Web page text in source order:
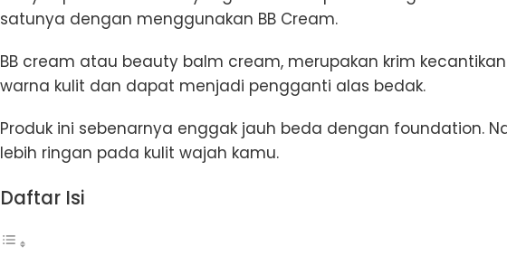
satunya dengan menggunakan BB Cream.
BB cream atau beauty balm cream, merupakan krim
warna kulit dan dapat menjadi pengganti alas bedak.
Produk ini sebenarnya enggak jauh beda dengan foundation.
lebih ringan pada kulit wajah kamu.
Daftar Isi